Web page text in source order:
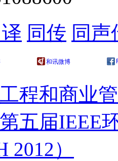
同传 同声
和讯微博
工程和商业
第五届IEEE
2012）